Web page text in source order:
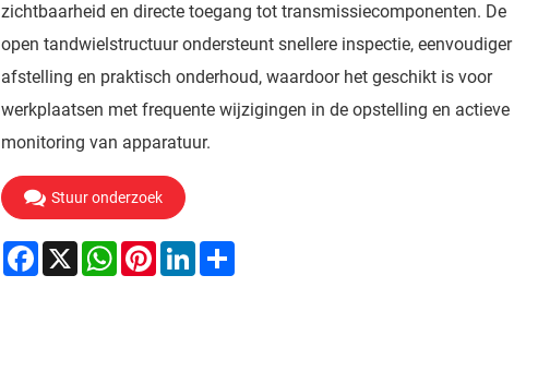
zichtbaarheid en directe toegang tot transmissiecomponenten. De
open tandwielstructuur ondersteunt snellere inspectie, eenvoudiger
afstelling en praktisch onderhoud, waardoor het geschikt is voor
werkplaatsen met frequente wijzigingen in de opstelling en actieve
monitoring van apparatuur.
Stuur onderzoek
Facebook
X WhatsApp
PinterestLinkedInShare